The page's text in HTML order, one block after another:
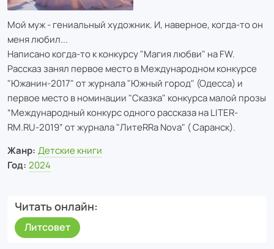
Мой муж - гениальный художник. И, наверное, когда-то он
меня любил...
Написано когда-то к конкурсу "Магия любви" на FW.
Рассказ занял первое место в Международном конкурсе
"Южанин-2017" от журнала "Южный город" (Одесса) и
первое место в номинации "Сказка" конкурса малой прозы
“Международный конкурс одного рассказа на LITER-
RM.RU-2019” от журнала "ЛитеRRа Nova" ( Саранск).
Жанр: Детские книги
Год: 2024
Читать онлайн
Литсовет